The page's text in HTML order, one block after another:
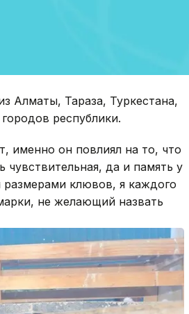
Алматы, Тараза, Туркестана,
республики.
именно он повлиял на то, что
чувствительная, да и память у
клювов, я каждого
не желающий назвать